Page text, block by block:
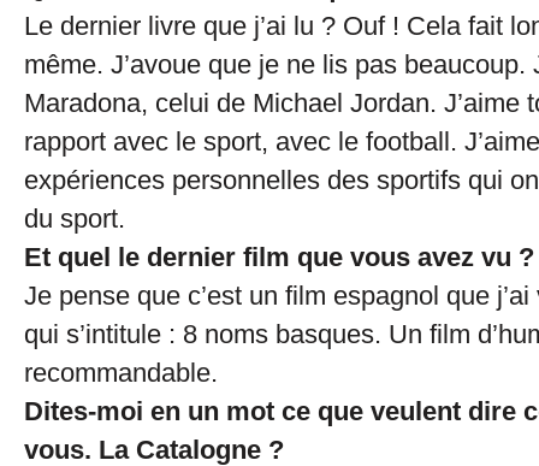
Le dernier livre que j’ai lu ? Ouf ! Cela fait
même. J’avoue que je ne lis pas beaucoup.
Maradona, celui de Michael Jordan. J’aime
rapport avec le sport, avec le football.
expériences personnelles des sportifs qui
du sport.
Et quel le dernier film que vous avez vu ?
Je pense que c’est un film espagnol que
qui s’intitule : 8 noms basques. Un film
recommandable.
Dites-moi en un mot ce que veulent dire
vous. La Catalogne ?